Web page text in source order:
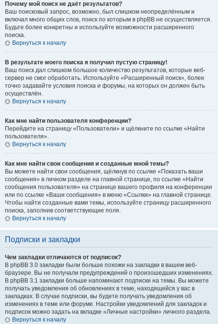
Почему мой поиск не даёт результатов?
Ваш поисковый запрос, возможно, был слишком неопределённым и
включал много общих слов, поиск по которым в phpBB не осуществляется.
Будьте более конкретны и используйте возможности расширенного
поиска.
Вернуться к началу
В результате моего поиска я получил пустую страницу!
Ваш поиск дал слишком большое количество результатов, которые веб-
сервер не смог обработать. Используйте «Расширенный поиск», более
точно задавайте условия поиска и форумы, на которых он должен быть
осуществлён.
Вернуться к началу
Как мне найти пользователя конференции?
Перейдите на страницу «Пользователи» и щёлкните по ссылке «Найти
пользователя».
Вернуться к началу
Как мне найти свои сообщения и созданные мной темы?
Вы можете найти свои сообщения, щёлкнув по ссылке «Показать ваши
сообщения» в личном разделе на главной странице, по ссылке «Найти
сообщения пользователя» на странице вашего профиля на конференции
или по ссылке «Ваши сообщения» в меню «Ссылки» на главной странице.
Чтобы найти созданные вами темы, используйте страницу расширенного
поиска, заполнив соответствующие поля.
Вернуться к началу
Подписки и закладки
Чем закладки отличаются от подписок?
В phpBB 3.0 закладки были больше похожи на закладки в вашем веб-
браузере. Вы не получали предупреждений о произошедших изменениях.
В phpBB 3.1 закладки больше напоминают подписки на темы. Вы можете
получать уведомления об обновлениях в теме, находящейся у вас в
закладках. В случае подписки, вы будете получать уведомления об
изменениях в теме или форуме. Настройки уведомлений для закладок и
подписок можно задать на вкладке «Личные настройки» личного раздела.
Вернуться к началу